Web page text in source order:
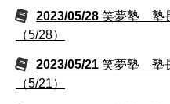
2023/05/28 笑夢塾 塾
（5/28）
2023/05/21 笑夢塾 塾
（5/21）